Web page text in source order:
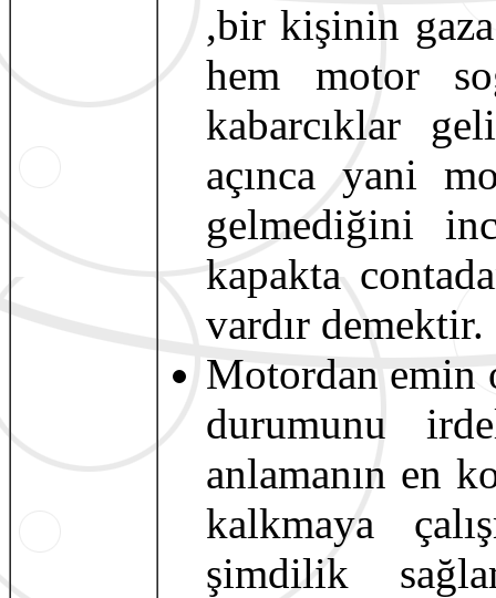
,bir kişinin
hem motor
kabarcıklar
açınca yani
gelmediğini
kapakta
vardır
Motordan emin
durumunu
anlamanın en
kalkmaya
şimdilik